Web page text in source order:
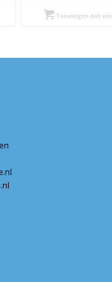
was:
Toevoegen aan